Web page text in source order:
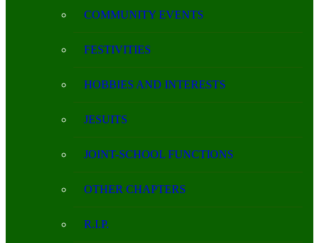
COMMUNITY EVENTS
FESTIVITIES
HOBBIES AND INTERESTS
JESUITS
JOINT-SCHOOL FUNCTIONS
OTHER CHAPTERS
R.I.P.